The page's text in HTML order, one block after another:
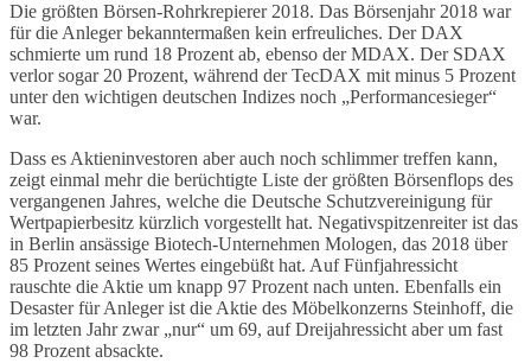
Die größten Börsen-Rohrkrepierer 2018. Das Börsenjahr 2018 war
für die Anleger bekanntermaßen kein erfreuliches. Der DAX
schmierte um rund 18 Prozent ab, ebenso der MDAX. Der SDAX
verlor sogar 20 Prozent, während der TecDAX mit minus 5 Prozent
unter den wichtigen deutschen Indizes noch „Performancesieger“
war.
Dass es Aktieninvestoren aber auch noch schlimmer treffen kann,
zeigt einmal mehr die berüchtigte Liste der größten Börsenflops des
vergangenen Jahres, welche die Deutsche Schutzvereinigung für
Wertpapierbesitz kürzlich vorgestellt hat. Negativspitzenreiter ist das
in Berlin ansässige Biotech-Unternehmen Mologen, das 2018 über
85 Prozent seines Wertes eingebüßt hat. Auf Fünfjahressicht
rauschte die Aktie um knapp 97 Prozent nach unten. Ebenfalls ein
Desaster für Anleger ist die Aktie des Möbelkonzerns Steinhoff, die
im letzten Jahr zwar „nur“ um 69, auf Dreijahressicht aber um fast
98 Prozent absackte.